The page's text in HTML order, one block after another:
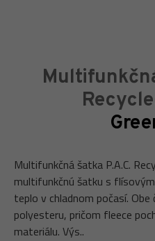
Multifunkčná šatka P.A.C.
multifunkčnú šatku s
teplo v chladnom počasí.
polyesteru, pričom fleece
materiálu. Výs..